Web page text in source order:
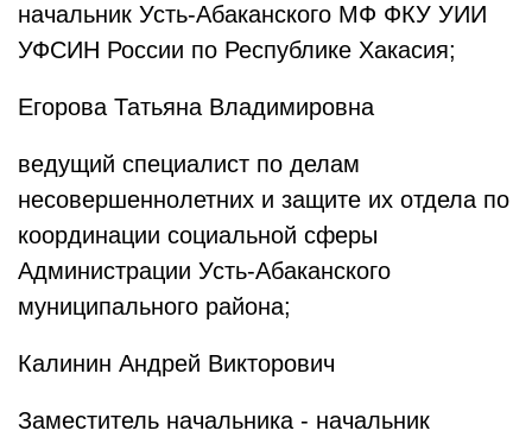
начальник Усть-Абаканского МФ ФКУ УИИ
УФСИН России по Республике Хакасия;
Егорова Татьяна Владимировна
ведущий специалист по делам
несовершеннолетних и защите их отдела по
координации социальной сферы
Администрации Усть-Абаканского
муниципального района;
Калинин Андрей Викторович
Заместитель начальника - начальник